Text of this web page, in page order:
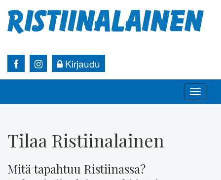
Kirjaudu
Toggle
Tilaa Ristiinalainen
Mitä tapahtuu Ristiinassa?